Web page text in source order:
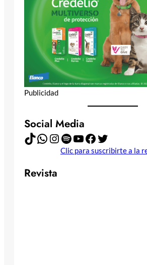
Publicidad
Social Media
TikTok WhatsApp Instagram Spotify YouTube Facebook Twitter
Clic para suscribirte a la
Revista